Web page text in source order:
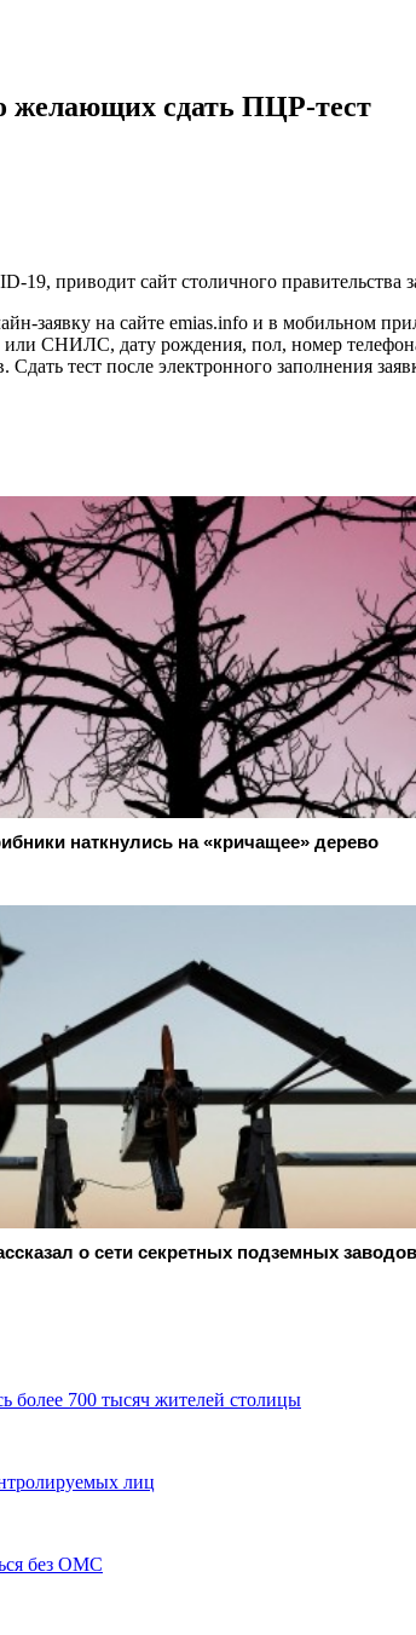
желающих сдать ПЦР-тест
приводит сайт столичного правительства
заявку на сайте emias.info и в
СНИЛС, дату рождения, пол, номер
тест после электронного заполнения
наткнулись на «кричащее» дерево
о сети секретных подземных заводов
более 700 тысяч жителей столицы
лиц
без ОМС